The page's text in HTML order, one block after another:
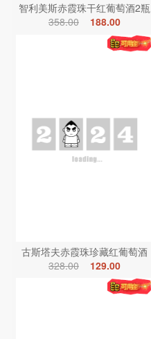
智利美斯赤霞珠干红葡萄酒2瓶
358.00
188.00
古斯塔夫赤霞珠珍藏红葡萄酒
328.00
129.00